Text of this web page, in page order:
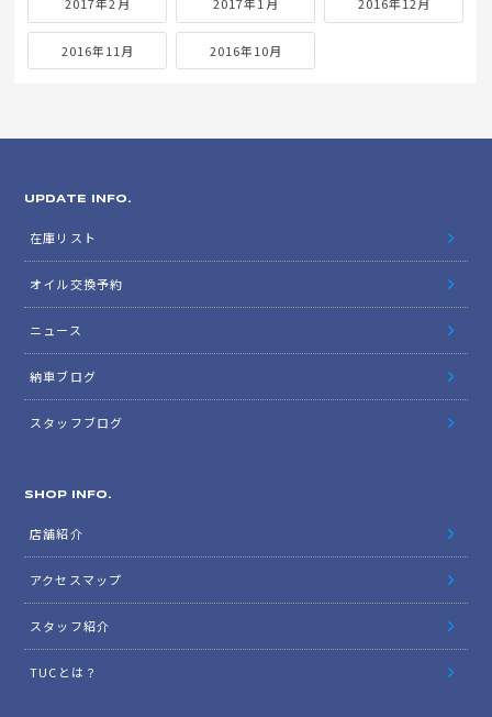
2017年2月 2017年1月 2016年12月
2016年11月 2016年10月
UPDATE INFO.
在庫リスト
オイル交換予約
ニュース
納車ブログ
スタッフブログ
SHOP INFO.
店舗紹介
アクセスマップ
スタッフ紹介
TUCとは？